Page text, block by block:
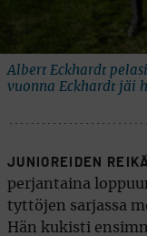
Albert Eckhardt
vuonna Eckhardt jäi
JUNIOREIDEN
perjantaina
tyttöjen sarjassa
Hän kukisti